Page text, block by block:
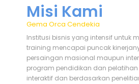
Misi Kami
Gema Orca Cendekia
Institusi bisnis yang intensif untuk
training mencapai puncak
persaingan masional maupun
program pendidikan dan
interaktif dan berdasarkan